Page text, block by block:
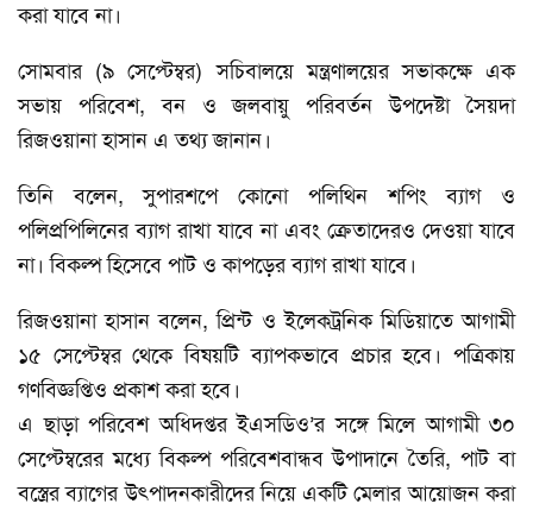
করা যাবে না।
সোমবার (৯ সেপ্টেম্বর) সচিবালয়ে মন্ত্রণালয়ের সভাকক্ষে এক
সভায় পরিবেশ, বন ও জলবায়ু পরিবর্তন উপদেষ্টা সৈয়দা
রিজওয়ানা হাসান এ তথ্য জানান।
তিনি বলেন, সুপারশপে কোনো পলিথিন শপিং ব্যাগ ও
পলিপ্রপিলিনের ব্যাগ রাখা যাবে না এবং ক্রেতাদেরও দেওয়া যাবে
না। বিকল্প হিসেবে পাট ও কাপড়ের ব্যাগ রাখা যাবে।
রিজওয়ানা হাসান বলেন, প্রিন্ট ও ইলেকট্রনিক মিডিয়াতে আগামী
১৫ সেপ্টেম্বর থেকে বিষয়টি ব্যাপকভাবে প্রচার হবে। পত্রিকায়
গণবিজ্ঞপ্তিও প্রকাশ করা হবে।
এ ছাড়া পরিবেশ অধিদপ্তর ইএসডিও’র সঙ্গে মিলে আগামী ৩০
সেপ্টেম্বরের মধ্যে বিকল্প পরিবেশবান্ধব উপাদানে তৈরি, পাট বা
বস্ত্রের ব্যাগের উৎপাদনকারীদের নিয়ে একটি মেলার আয়োজন করা